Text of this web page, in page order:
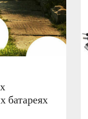
батареях